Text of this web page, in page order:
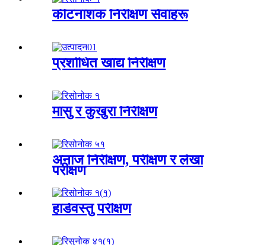
कीटनाशक निरीक्षण सेवाहरू
प्रशोधित खाद्य निरीक्षण
मासु र कुखुरा निरीक्षण
अनाज निरीक्षण, परीक्षण र लेखा
परीक्षण
हार्डवस्तु परीक्षण